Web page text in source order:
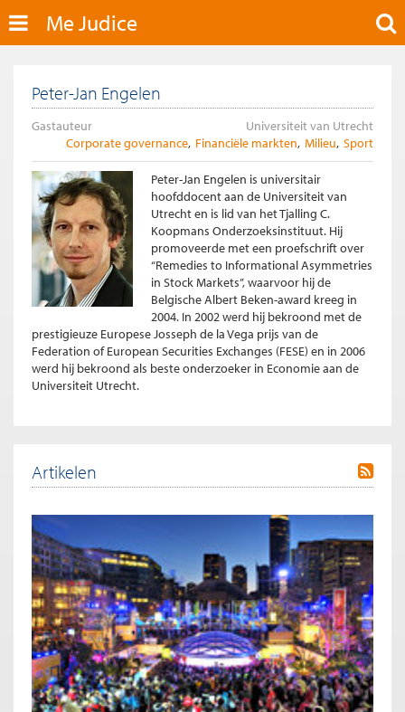
Me Judice
Peter-Jan Engelen
Gastauteur
Universiteit van Utrecht
Corporate governance Financiële markten Milieu Sport
Peter-Jan Engelen is universitair
hoofddocent aan de Universiteit van
Utrecht en is lid van het Tjalling C.
Koopmans Onderzoeksinstituut. Hij
promoveerde met een proefschrift over
“Remedies to Informational Asymmetries
in Stock Markets”, waarvoor hij de
Belgische Albert Beken-award kreeg in
2004. In 2002 werd hij bekroond met de
prestigieuze Europese Josseph de la Vega prijs van de
Federation of European Securities Exchanges (FESE) en in 2006
werd hij bekroond als beste onderzoeker in Economie aan de
Universiteit Utrecht.
Artikelen